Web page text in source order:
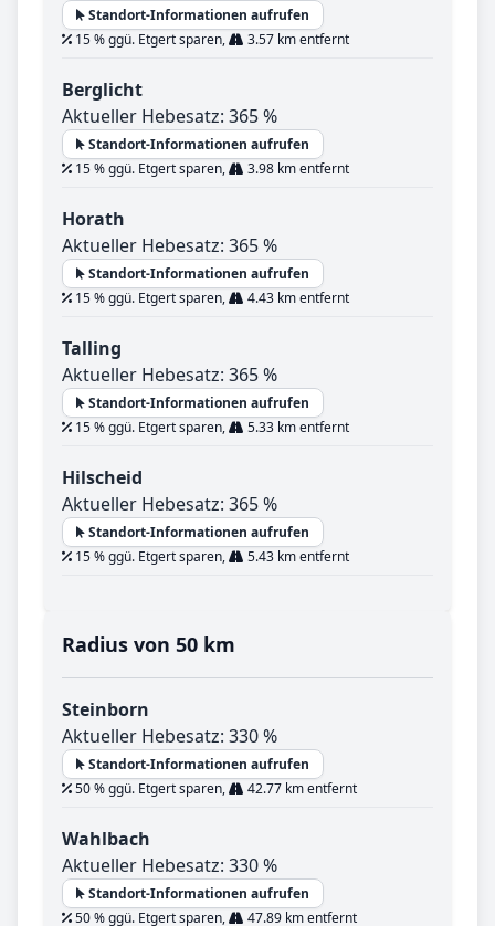
Standort-Informationen aufrufen
15 % ggü. Etgert sparen,
3.57 km entfernt
Berglicht
Aktueller Hebesatz: 365 %
Standort-Informationen aufrufen
15 % ggü. Etgert sparen,
3.98 km entfernt
Horath
Aktueller Hebesatz: 365 %
Standort-Informationen aufrufen
15 % ggü. Etgert sparen,
4.43 km entfernt
Talling
Aktueller Hebesatz: 365 %
Standort-Informationen aufrufen
15 % ggü. Etgert sparen,
5.33 km entfernt
Hilscheid
Aktueller Hebesatz: 365 %
Standort-Informationen aufrufen
15 % ggü. Etgert sparen,
5.43 km entfernt
Radius von 50 km
Steinborn
Aktueller Hebesatz: 330 %
Standort-Informationen aufrufen
50 % ggü. Etgert sparen,
42.77 km entfernt
Wahlbach
Aktueller Hebesatz: 330 %
Standort-Informationen aufrufen
50 % ggü. Etgert sparen,
47.89 km entfernt